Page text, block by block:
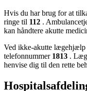
Hvis du har brug for at
ringe til 112 .
kan håndtere akutte
Ved ikke-akutte lægehjælp
telefonnummer 1813 .
henvise dig til den rette